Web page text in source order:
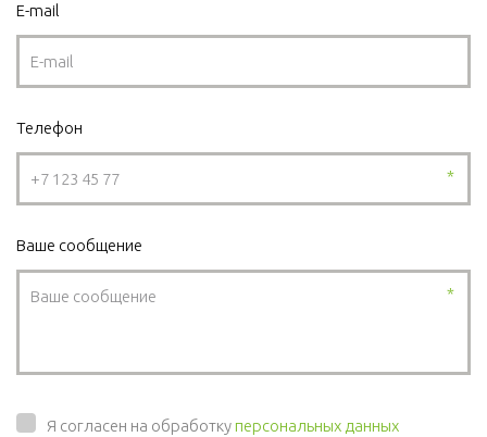
E-mail
Телефон
*
Ваше сообщение
*
Я согласен на обработкуперсональных данных